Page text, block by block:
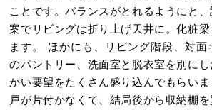
ことです。バランスがとれるようにと
案でリビングは折り上げ天井に。化粧
ます。 ほかにも、リビング階段、対面
のパントリー、洗面室と脱衣室を別に
かい要望をたくさん盛り込んでもらい
戸が片付かなくて、結局後から収納棚